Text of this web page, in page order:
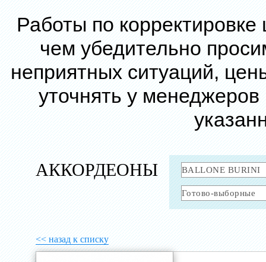
Работы по
чем убедительно
неприятных ситуаций,
уточнять у
АККОРДЕОНЫ
<< назад к списку